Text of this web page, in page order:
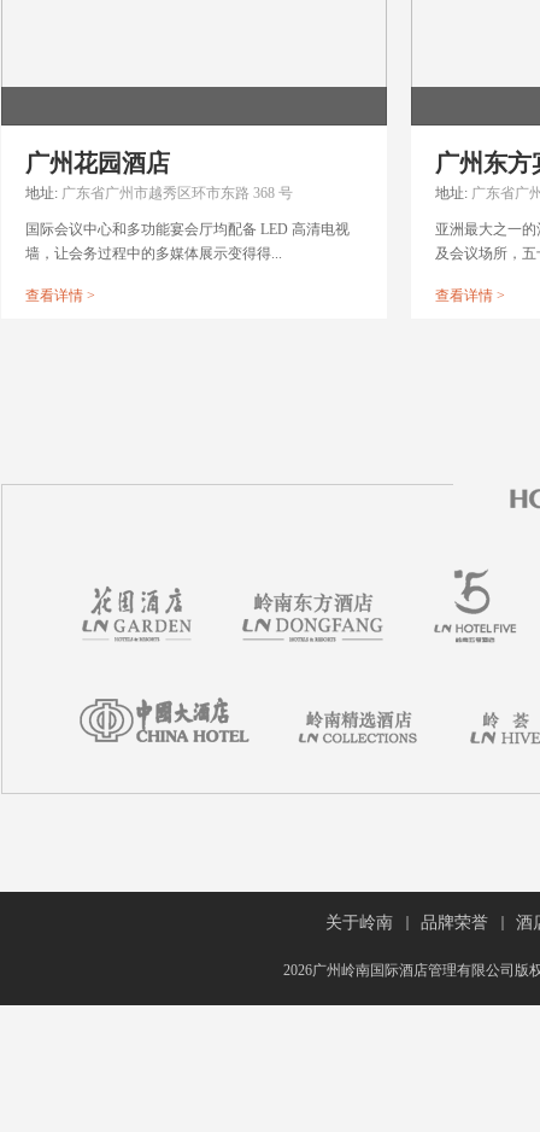
广州花园酒店
地址: 广东省广州市越秀区环市东路 368 号
国际会议中心和多功能宴会厅均配备 LED 高清电视
墙，让会务过程中的多媒体展示变得得...
查看详情 >
广州东方
地址: 广东省广
亚洲最大之一
及会议场所，
查看详情 >
关于岭南 品牌荣誉 酒
2026广州岭南国际酒店管理有限公司版